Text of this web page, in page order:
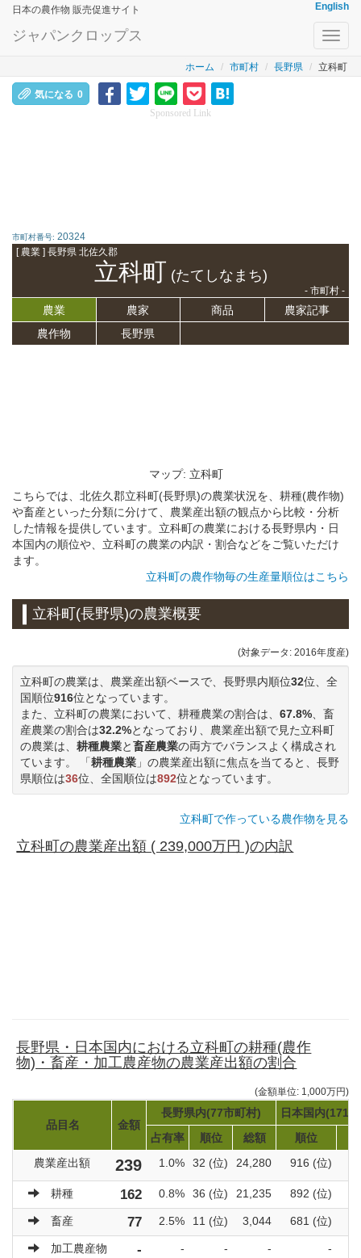
日本の農作物 販売促進サイト English
ジャパンクロップス
ホーム 市町村 長野県 立科町
気になる 0
Sponsored Link
市町村番号: 20324
[ 農業 ] 長野県 北佐久郡
立科町 (たてしなまち)
- 市町村 -
農業 農家 商品
農家記事
農作物
長野県
マップ: 立科町
こちらでは、北佐久郡立科町(長野県)の農業状況を、耕種(農作物)
や畜産といった分類に分けて、農業産出額の観点から比較・分析
した情報を提供しています。立科町の農業における長野県内・日
本国内の順位や、立科町の農業の内訳・割合などをご覧いただけ
ます。
立科町の農作物毎の生産量順位はこちら
立科町(長野県)の農業概要
(対象データ: 2016年度産)
立科町の農業は、農業産出額ベースで、長野県内順位32位、全
国順位916位となっています。
また、立科町の農業において、耕種農業の割合は、 67.8% 、畜
産農業の割合は32.2%となっており、農業産出額で見た立科町
の農業は、 耕種農業と畜産農業の両方でバランスよく構成され
ています。 「耕種農業 」の農業産出額に焦点を当てると、長野
県順位は36位、全国順位は892位となっています。
立科町で作っている農作物を見る
立科町の農業産出額 ( 239,000万円 )の内訳
長野県・日本国内における立科町の耕種(農作
物)・畜産・加工農産物の農業産出額の割合
(金額単位: 1,000万円)
品目名 金額
長野県内(77市町村)
日本国内(1719
占有率
順位 総額 順位
農業産出額
239 1.0% 32 (位) 24,280 916 (位)
耕種 162 0.8% 36 (位) 21,235 892 (位)
畜産 77 2.5% 11 (位) 3,044 681 (位)
加工農産物 - - - - -